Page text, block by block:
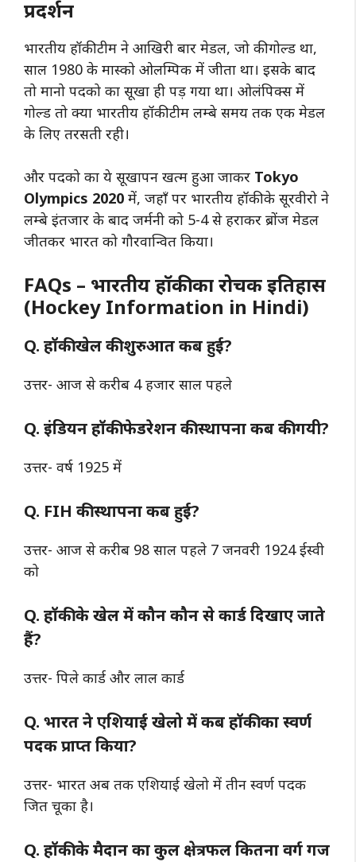
प्रदर्शन
भारतीय हॉकी टीम ने आखिरी बार मेडल, जो की गोल्ड था,
साल 1980 के मास्को ओलम्पिक में जीता था। इसके बाद
तो मानो पदको का सूखा ही पड़ गया था। ओलंपिक्स में
गोल्ड तो क्या भारतीय हॉकी टीम लम्बे समय तक एक मेडल
के लिए तरसती रही।
और पदको का ये सूखापन खत्म हुआ जाकर Tokyo
Olympics 2020 में, जहाँ पर भारतीय हॉकी के सूरवीरो ने
लम्बे इंतजार के बाद जर्मनी को 5-4 से हराकर ब्रोंज मेडल
जीतकर भारत को गौरवान्वित किया।
FAQs – भारतीय हॉकी का रोचक इतिहास
(Hockey Information in Hindi)
Q. हॉकी खेल की शुरुआत कब हुई?
उत्तर- आज से करीब 4 हजार साल पहले
Q. इंडियन हॉकी फेडरेशन की स्थापना कब की गयी?
उत्तर- वर्ष 1925 में
Q. FIH की स्थापना कब हुई?
उत्तर- आज से करीब 98 साल पहले 7 जनवरी 1924 ईस्वी
को
Q. हॉकी के खेल में कौन कौन से कार्ड दिखाए जाते
हैं?
उत्तर- पिले कार्ड और लाल कार्ड
Q. भारत ने एशियाई खेलो में कब हॉकी का स्वर्ण
पदक प्राप्त किया?
उत्तर- भारत अब तक एशियाई खेलो में तीन स्वर्ण पदक
जित चूका है।
Q. हॉकी के मैदान का कुल क्षेत्रफल कितना वर्ग गज